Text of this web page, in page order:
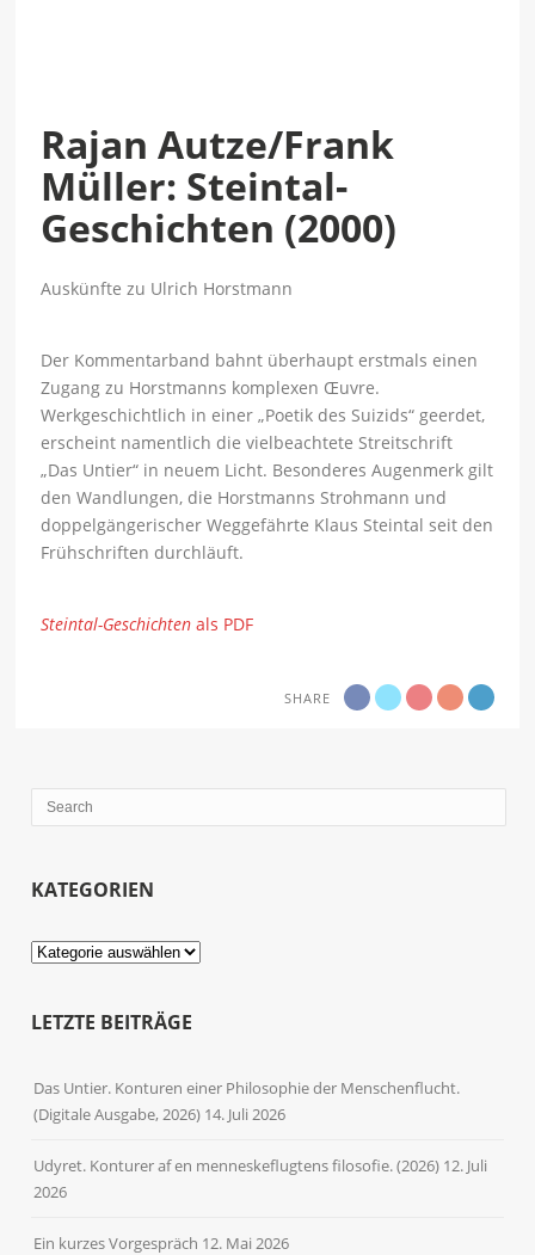
Rajan Autze/Frank
Müller: Steintal-
Geschichten (2000)
Auskünfte zu Ulrich Horstmann
Der Kommentarband bahnt überhaupt erstmals einen
Zugang zu Horstmanns komplexen Œuvre.
Werkgeschichtlich in einer „Poetik des Suizids“ geerdet,
erscheint namentlich die vielbeachtete Streitschrift
„Das Untier“ in neuem Licht. Besonderes Augenmerk gilt
den Wandlungen, die Horstmanns Strohmann und
doppelgängerischer Weggefährte Klaus Steintal seit den
Frühschriften durchläuft.
Steintal-Geschichten als PDF
SHARE
KATEGORIEN
Kategorien
LETZTE BEITRÄGE
Das Untier. Konturen einer Philosophie der Menschenflucht.
(Digitale Ausgabe, 2026) 14. Juli 2026
Udyret. Konturer af en menneskeflugtens filosofie. (2026) 12. Juli
2026
Ein kurzes Vorgespräch 12. Mai 2026